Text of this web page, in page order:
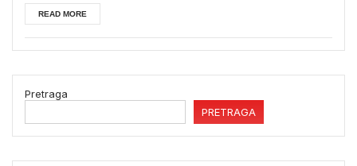
READ MORE
Pretraga
PRETRAGA